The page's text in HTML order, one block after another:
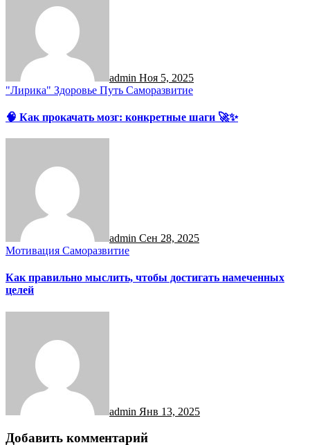
admin Ноя 5, 2025
"Лирика" Здоровье Путь Саморазвитие
🧠 Как прокачать мозг: конкретные шаги 🚀✨
admin Сен 28, 2025
Мотивация Саморазвитие
Как правильно мыслить, чтобы достигать намеченных
целей
admin Янв 13, 2025
Добавить комментарий